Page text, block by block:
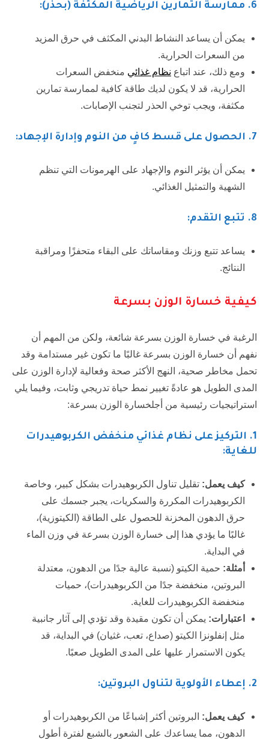
6. ممارسة التمارين الرياضية المكثفة (بحذر):
يمكن أن يساعد النشاط البدني المكثف في حرق المزيد
من السعرات الحرارية.
ومع ذلك، عند اتباع نظام غذائي منخفض السعرات
الحرارية، قد لا يكون لديك طاقة كافية لممارسة تمارين
مكثفة، ويجب توخي الحذر لتجنب الإصابات.
7. الحصول على قسط كافٍ من النوم وإدارة الإجهاد:
يمكن أن يؤثر النوم والإجهاد على الهرمونات التي تنظم
الشهية والتمثيل الغذائي.
8. تتبع التقدم:
يساعد تتبع وزنك ومقاساتك على البقاء متحفزًا ومراقبة
النتائج.
كيفية خسارة الوزن بسرعة
الرغبة في خسارة الوزن بسرعة شائعة، ولكن من المهم أن
نفهم أن خسارة الوزن بسرعة غالبًا ما تكون غير مستدامة وقد
تحمل مخاطر صحية، النهج الأكثر صحة وفعالية لإدارة الوزن على
المدى الطويل هو عادةً تغيير نمط حياة تدريجي وثابت، وفيما يلي
استراتيجيات رئيسية من أجلخسارة الوزن بسرعة:
1. التركيز على نظام غذائي منخفض الكربوهيدرات
للغاية:
كيف يعمل: تقليل تناول الكربوهيدرات بشكل كبير، وخاصة
الكربوهيدرات المكررة والسكريات، يجبر جسمك على
حرق الدهون المخزنة للحصول على الطاقة (الكيتوزية)،
غالبًا ما يؤدي هذا إلى خسارة الوزن بسرعة في وزن الماء
في البداية.
أمثلة: حمية الكيتو (نسبة عالية جدًا من الدهون، معتدلة
البروتين، منخفضة جدًا من الكربوهيدرات)، حميات
منخفضة الكربوهيدرات للغاية.
اعتبارات: يمكن أن تكون مقيدة وقد تؤدي إلى آثار جانبية
مثل إنفلونزا الكيتو (صداع، تعب، غثيان) في البداية، قد
يكون الاستمرار عليها على المدى الطويل صعبًا.
2. إعطاء الأولوية لتناول البروتين:
كيف يعمل: البروتين أكثر إشباعًا من الكربوهيدرات أو
الدهون، مما يساعدك على الشعور بالشبع لفترة أطول